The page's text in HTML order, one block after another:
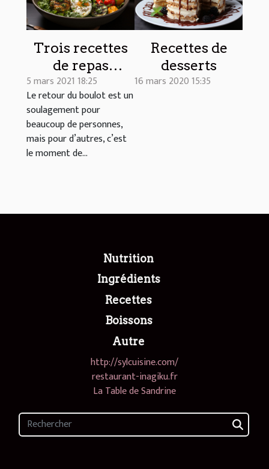
Trois recettes
de repas
rapides à
cuisiner en cas
de fatigue au
retour du
boulot
5 mars 2021 18:25
Le retour du boulot est un
soulagement pour
beaucoup de personnes,
mais pour d’autres, c’est
le moment de...
Recettes de
desserts
16 mars 2020 15:35
Nutrition
Ingrédients
Recettes
Boissons
Autre
http://sylcuisine.com/
restaurant-inagiku.fr
La Table de Sandrine